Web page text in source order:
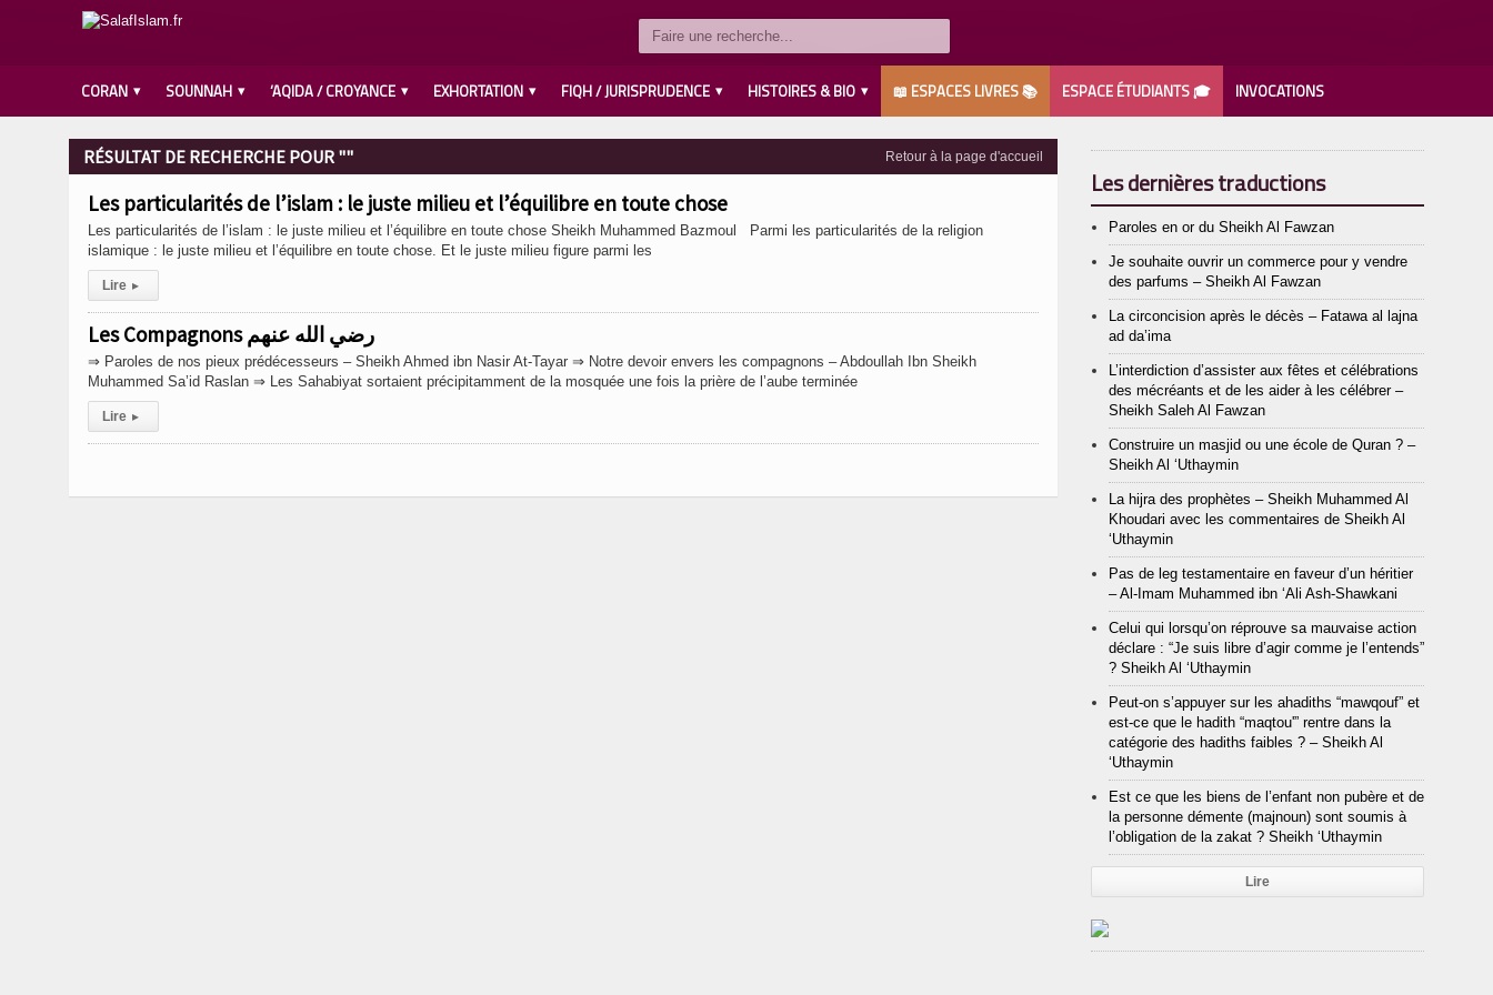
CORAN SOUNNAH ‘AQIDA / CROYANCE EXHORTATION FIQH / JURISPRUDENCE HISTOIRES & BIO 📖 ESPACES LIVRES 📚 ESPACE ÉTUDIANTS 🎓 INVOCATIONS
Retour à la page d'accueil
RÉSULTAT DE RECHERCHE POUR ""
Les particularités de l’islam : le juste milieu et l’équilibre en toute chose
Les particularités de l’islam : le juste milieu et l’équilibre en toute chose Sheikh Muhammed Bazmoul Parmi les particularités de la religion
islamique : le juste milieu et l’équilibre en toute chose. Et le juste milieu figure parmi les
Lire ▸
Les Compagnons رضي الله عنهم
⇒ Paroles de nos pieux prédécesseurs – Sheikh Ahmed ibn Nasir At-Tayar ⇒ Notre devoir envers les compagnons – Abdoullah Ibn Sheikh
Muhammed Sa’id Raslan ⇒ Les Sahabiyat sortaient précipitamment de la mosquée une fois la prière de l’aube terminée
Lire ▸
Les dernières traductions
Paroles en or du Sheikh Al Fawzan
Je souhaite ouvrir un commerce pour y vendre
des parfums – Sheikh Al Fawzan
La circoncision après le décès – Fatawa al lajna
ad da’ima
L’interdiction d’assister aux fêtes et célébrations
des mécréants et de les aider à les célébrer –
Sheikh Saleh Al Fawzan
Construire un masjid ou une école de Quran ? –
Sheikh Al ‘Uthaymin
La hijra des prophètes – Sheikh Muhammed Al
Khoudari avec les commentaires de Sheikh Al
‘Uthaymin
Pas de leg testamentaire en faveur d’un héritier
– Al-Imam Muhammed ibn ‘Ali Ash-Shawkani
Celui qui lorsqu’on réprouve sa mauvaise action
déclare : “Je suis libre d’agir comme je l’entends”
? Sheikh Al ‘Uthaymin
Peut-on s’appuyer sur les ahadiths “mawqouf” et
est-ce que le hadith “maqtou'” rentre dans la
catégorie des hadiths faibles ? – Sheikh Al
‘Uthaymin
Est ce que les biens de l’enfant non pubère et de
la personne démente (majnoun) sont soumis à
l’obligation de la zakat ? Sheikh ‘Uthaymin
Lire